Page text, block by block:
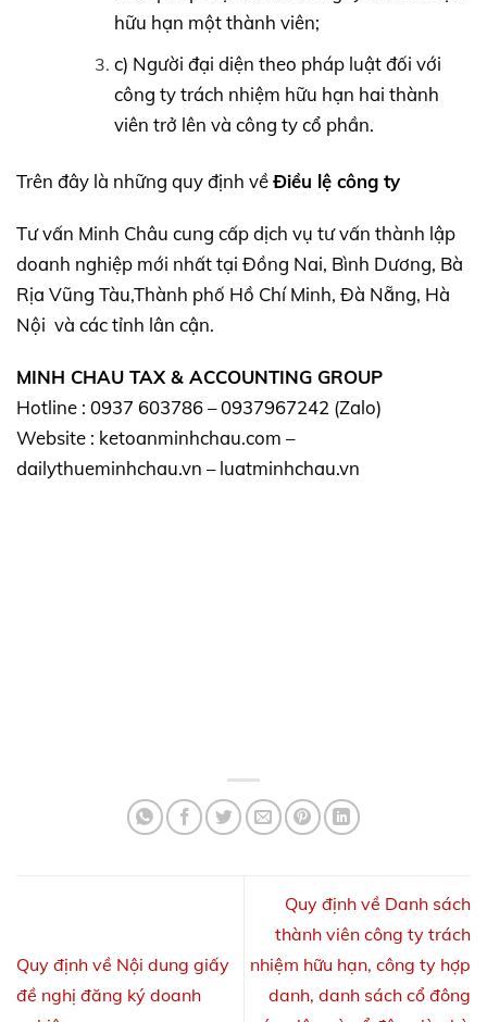
hữu hạn một thành viên;
c) Người đại diện theo pháp luật đối với
công ty trách nhiệm hữu hạn hai thành
viên trở lên và công ty cổ phần.
Trên đây là những quy định vềĐiều lệ công ty
Tư vấn Minh Châu cung cấp dịch vụ tư vấn thành lập
doanh nghiệp mới nhất tại Đồng Nai, Bình Dương, Bà
Rịa Vũng Tàu,Thành phố Hồ Chí Minh, Đà Nẵng, Hà
Nội và các tỉnh lân cận.
MINH CHAU TAX & ACCOUNTING GROUP
Hotline : 0937 603786 – 0937967242 (Zalo)
Website : ketoanminhchau.com –
dailythueminhchau.vn – luatminhchau.vn
Quy định về Nội dung giấy
đề nghị đăng ký doanh
Quy định về Danh sách
thành viên công ty trách
nhiệm hữu hạn, công ty hợp
danh, danh sách cổ đông